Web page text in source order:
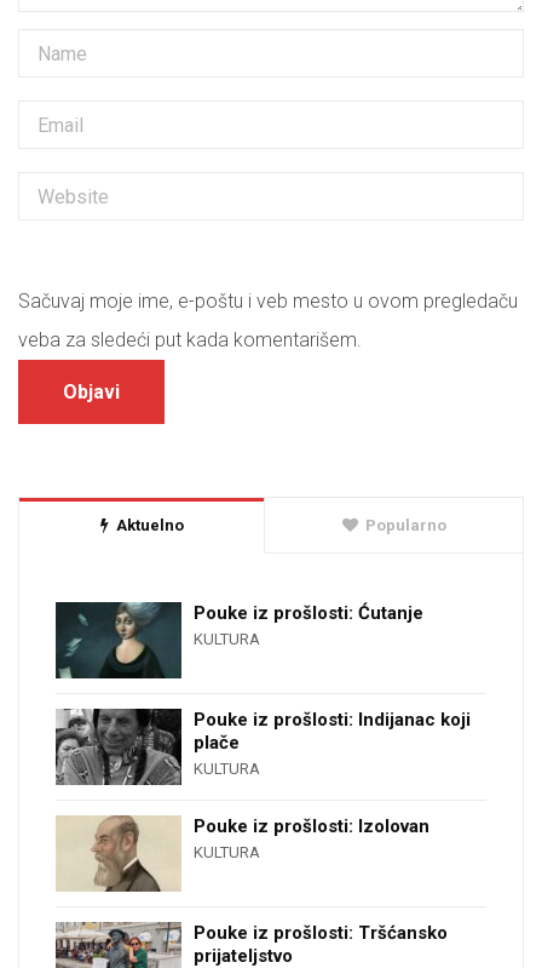
Sačuvaj moje ime, e-poštu i veb mesto u ovom pregledaču
veba za sledeći put kada komentarišem.
Aktuelno Popularno
Pouke iz prošlosti: Ćutanje
KULTURA
Pouke iz prošlosti: Indijanac koji
plače
KULTURA
Pouke iz prošlosti: Izolovan
KULTURA
Pouke iz prošlosti: Tršćansko
prijateljstvo